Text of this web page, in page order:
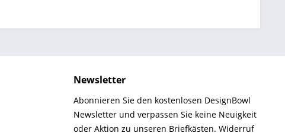
Newsletter
Abonnieren Sie den kostenlosen DesignBowl
Newsletter und verpassen Sie keine Neuigkeit
oder Aktion zu unseren Briefkästen. Widerruf